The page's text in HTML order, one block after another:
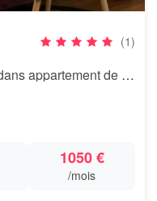
(1)
Chambre à louer idéal étudiant dans appartement de standing
1050 €
/mois